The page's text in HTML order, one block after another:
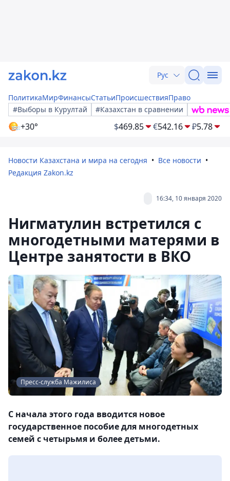
Рус
ПолитикаМирФинансыСтатьиПроисшествияПраво
#Выборы в Курултай
#Казахстан в сравнении
+30° $469.85 €542.16 ₽5.78
Новости Казахстана и мира на сегодня
Все новости
Редакция Zakon.kz
16:34, 10 января 2020
Нигматулин встретился с
многодетными матерями в
Центре занятости в ВКО
Пресс-служба Мажилиса
С начала этого года вводится новое
государственное пособие для многодетных
семей с четырьмя и более детьми.